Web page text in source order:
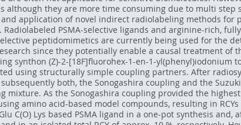
although they are more time consuming due to multi
application of novel indirect radiolabeling methods for
Radiolabeled PSMA-selective ligands and arginine-rich,
peptidomimetics are currently being used for the
since they potentially enable a causal treatment of
synthon (Z)-2-[18F]fluorohex-1-en-1-yl(phenyl)iodonium
using structurally simple coupling partners. After
both, the Sonogashira coupling and the
mixture. As the Sonogashira coupling provided the
amino acid-based model compounds, resulting in
C(O) Lys based PSMA ligand in a one-pot synthesis